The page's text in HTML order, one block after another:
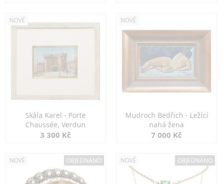
NOVÉ
Skála Karel - Porte
Chaussée, Verdun
3 300 Kč
NOVÉ
Mudroch Bedřich - Ležící
nahá žena
7 000 Kč
NOVÉ OBJEDNÁNO NOVÉ OBJEDNÁNO